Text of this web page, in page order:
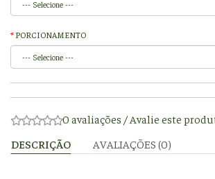
PORCIONAMENTO
0 avaliações /Avalie este
DESCRIÇÃO
AVALIAÇÕES (0)